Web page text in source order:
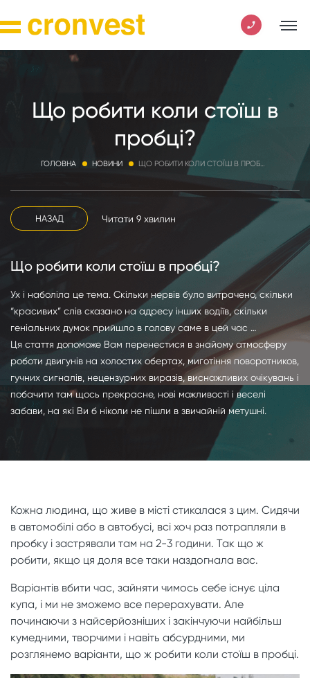
Що робити коли стоїш в
пробці?
ГОЛОВНА НОВИНИ ЩО РОБИТИ КОЛИ СТОЇШ В ПРОБЦІ?
НАЗАД Читати 9 хвилин
Що робити коли стоїш в пробці?
Ух і наболіла це тема. Скільки нервів було витрачено, скільки
“красивих” слів сказано на адресу інших водіїв, скільки
геніальних думок прийшло в голову саме в цей час …
Ця стаття допоможе Вам перенестися в знайому атмосферу
роботи двигунів на холостих обертах, миготіння поворотников,
гучних сигналів, нецензурних виразів, виснажливих очікувань і
побачити там щось прекрасне, нові можливості і веселі
забави, на які Ви б ніколи не пішли в звичайній метушні.
Кожна людина, що живе в місті стикалася з цим. Сидячи
в автомобілі або в автобусі, всі хоч раз потрапляли в
пробку і застрявали там на 2-3 години. Так що ж
робити, якщо ця доля все таки наздогнала вас.
Варіантів вбити час, зайняти чимось себе існує ціла
купа, і ми не зможемо все перерахувати. Але
починаючи з найсерйозніших і закінчуючи найбільш
кумедними, творчими і навіть абсурдними, ми
розглянемо варіанти, що ж робити коли стоїш в пробці.